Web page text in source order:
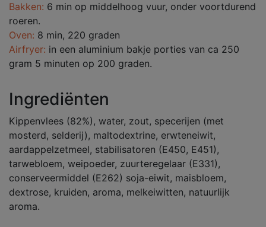
Bakken: 6 min op middelhoog vuur, onder voortdurend
roeren.
Oven: 8 min, 220 graden
Airfryer: in een aluminium bakje porties van ca 250
gram 5 minuten op 200 graden.
Ingrediënten
Kippenvlees (82%), water, zout, specerijen (met
mosterd, selderij), maltodextrine, erwteneiwit,
aardappelzetmeel, stabilisatoren (E450, E451),
tarwebloem, weipoeder, zuurteregelaar (E331),
conserveermiddel (E262) soja-eiwit, maisbloem,
dextrose, kruiden, aroma, melkeiwitten, natuurlijk
aroma.